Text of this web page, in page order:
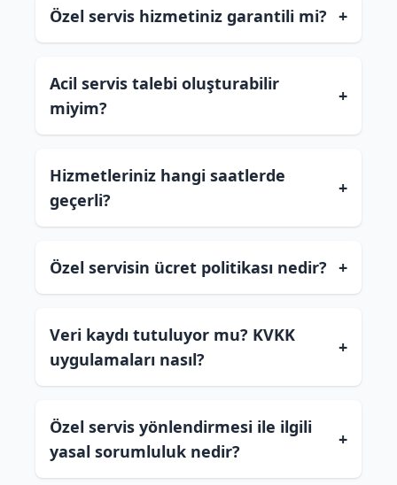
Özel servis hizmetiniz garantili mi? +
Acil servis talebi oluşturabilir
miyim?
+
Hizmetleriniz hangi saatlerde
geçerli?
+
Özel servisin ücret politikası nedir? +
Veri kaydı tutuluyor mu? KVKK
uygulamaları nasıl?
+
Özel servis yönlendirmesi ile ilgili
yasal sorumluluk nedir?
+